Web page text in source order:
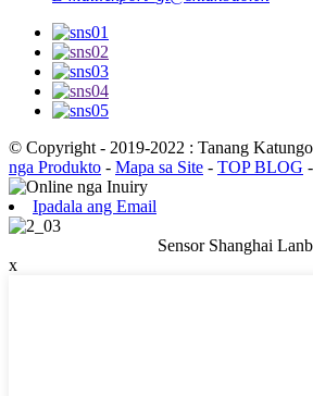
© Copyright - 2019-2022 : Tanang
nga Produkto - Mapa sa Site - TOP BLOG -
Ipadala ang Email
Sensor Shanghai
x